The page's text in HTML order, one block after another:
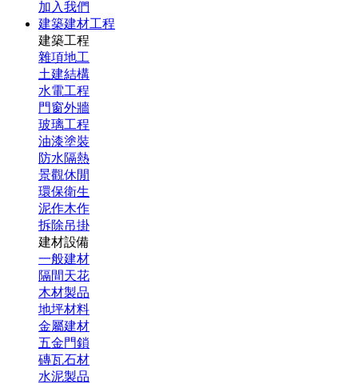
加入我們
建築建材工程
建築工程
雜項地工
土建結構
水電工程
門窗外牆
玻璃工程
油漆塗裝
防水隔熱
景觀休閒
環保衛生
泥作木作
拆除吊掛
建材設備
一般建材
隔間天花
木材製品
地坪材料
金屬建材
五金門鎖
磚瓦石材
水泥製品